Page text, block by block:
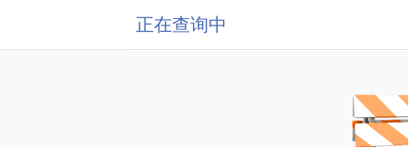
正在查询中